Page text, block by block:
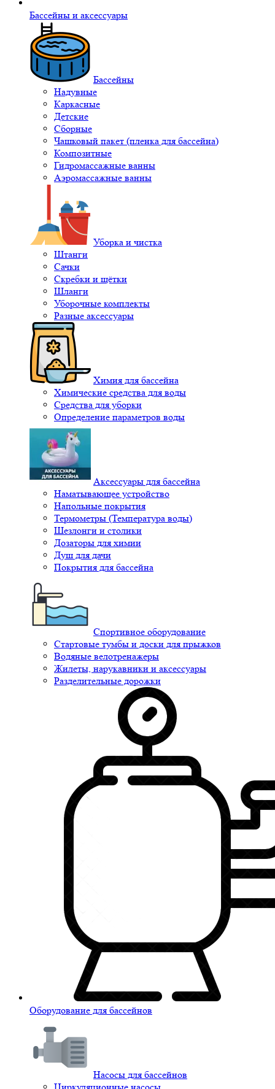
Бассейны и аксессуары
Бассейны
Надувные
Каркасные
Детские
Сборные
Чашковый пакет (пленка для бассейна)
Композитные
Гидромассажные ванны
Аэромассажные ванны
Уборка и чистка
Штанги
Сачки
Скребки и щётки
Шланги
Уборочные комплекты
Разные аксессуары
Химия для бассейна
Химические средства для воды
Средства для уборки
Определение параметров воды
Аксессуары для бассейна
Наматывающее устройство
Напольные покрытия
Термометры (Температура воды)
Шезлонги и столики
Дозаторы для химии
Душ для дачи
Покрытия для бассейна
Спортивное оборудование
Стартовые тумбы и доски для прыжков
Водяные велотренажеры
Жилеты, нарукавники и аксессуары
Разделительные дорожки
Оборудование для бассейнов
Насосы для бассейнов